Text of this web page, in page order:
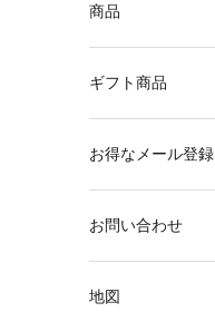
商品
ギフト商品
お得なメール登録
お問い合わせ
地図